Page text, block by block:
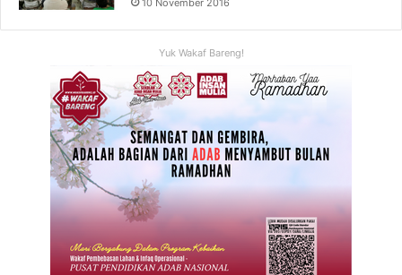
10 November 2016
Yuk Wakaf Bareng!